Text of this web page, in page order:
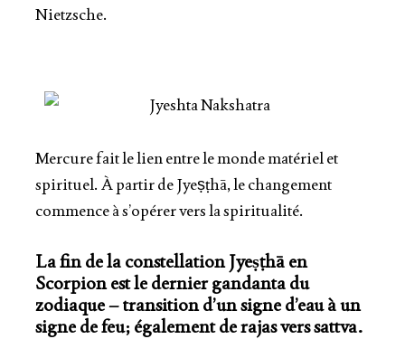
Nietzsche.
Mercure fait le lien entre le monde matériel et
spirituel. À partir de Jyeṣṭhā, le changement
commence à s’opérer vers la spiritualité.
La fin de la constellation Jyeṣṭhā en
Scorpion est le dernier gandanta du
zodiaque – transition d’un signe d’eau à un
signe de feu; également de rajas vers sattva.